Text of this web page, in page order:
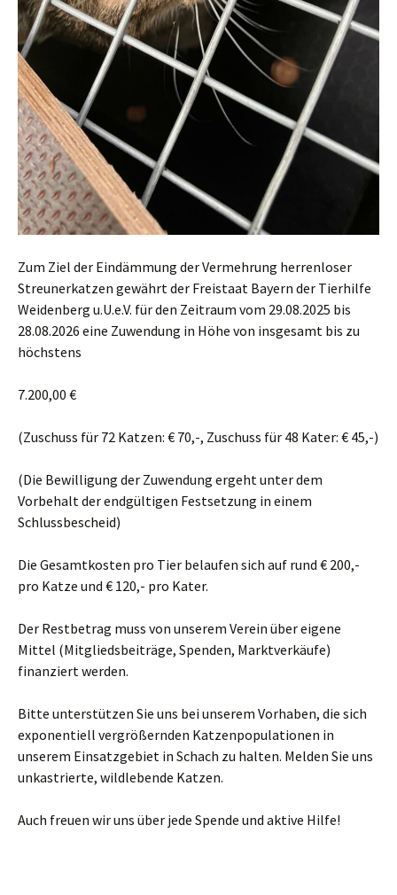
Zum Ziel der Eindämmung der Vermehrung herrenloser
Streunerkatzen gewährt der Freistaat Bayern der Tierhilfe
Weidenberg u.U.e.V. für den Zeitraum vom 29.08.2025 bis
28.08.2026 eine Zuwendung in Höhe von insgesamt bis zu
höchstens
7.200,00 €
(Zuschuss für 72 Katzen: € 70,-, Zuschuss für 48 Kater: € 45,-)
(Die Bewilligung der Zuwendung ergeht unter dem
Vorbehalt der endgültigen Festsetzung in einem
Schlussbescheid)
Die Gesamtkosten pro Tier belaufen sich auf rund € 200,-
pro Katze und € 120,- pro Kater.
Der Restbetrag muss von unserem Verein über eigene
Mittel (Mitgliedsbeiträge, Spenden, Marktverkäufe)
finanziert werden.
Bitte unterstützen Sie uns bei unserem Vorhaben, die sich
exponentiell vergrößernden Katzenpopulationen in
unserem Einsatzgebiet in Schach zu halten. Melden Sie uns
unkastrierte, wildlebende Katzen.
Auch freuen wir uns über jede Spende und aktive Hilfe!